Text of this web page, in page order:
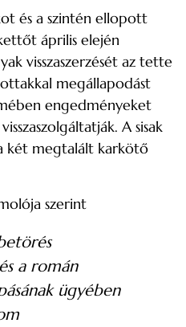
és a szintén ellopott
április elején
visszaszerzését az tette
megállapodást
engedményeket
A sisak
két megtalált karkötő
szerint
a román
ügyében